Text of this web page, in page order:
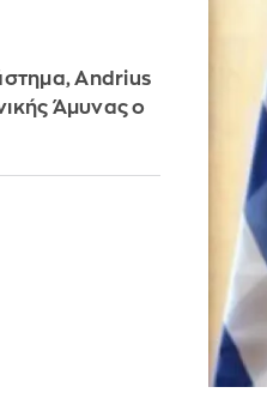
Andrius
Άμυνας ο